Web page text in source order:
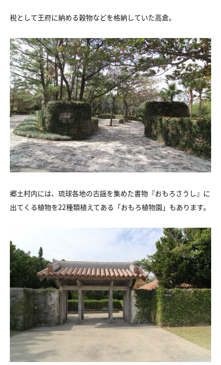
税として王府に納める穀物などを格納していた高倉。
郷土村内には、琉球各地の古謡を集めた書物『おもろさうし』に
出てくる植物を22種類植えてある「おもろ植物園」もあります。